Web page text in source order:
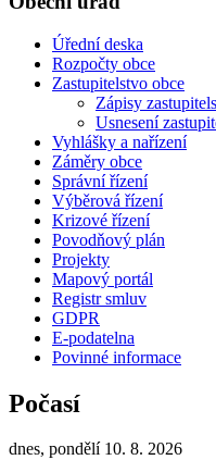
Úřední deska
Rozpočty obce
Zastupitelstvo obce
Zápisy
Usnesení
Vyhlášky a nařízení
Záměry obce
Správní řízení
Výběrová řízení
Krizové řízení
Povodňový plán
Projekty
Mapový portál
Registr smluv
GDPR
E-podatelna
Povinné informace
Počasí
dnes, pondělí 10. 8. 2026